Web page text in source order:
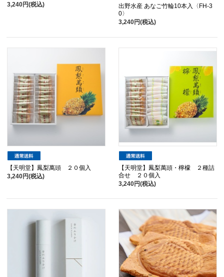
3,240円(税込)
出野水産 あなご竹輪10本入〈FH-3
0〉
3,240円(税込)
【天明堂】鳳梨萬頭 ２０個入
3,240円(税込)
【天明堂】鳳梨萬頭・檸檬 ２種詰
合せ ２０個入
3,240円(税込)